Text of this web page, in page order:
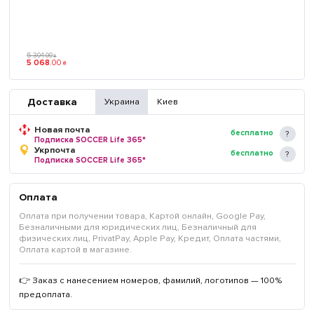
5 304.00 ₴
5 068.00 ₴
Доставка Украина Киев
Новая почта
Подписка SOCCER Life 365*
бесплатно
Укрпочта
Подписка SOCCER Life 365*
бесплатно
Оплата
Оплата при получении товара, Картой онлайн, Google Pay,
Безналичными для юридических лиц, Безналичный для
физических лиц, PrivatPay, Apple Pay, Кредит, Оплата частями,
Оплата картой в магазине.
👉 Заказ с нанесением номеров, фамилий, логотипов — 100%
предоплата.